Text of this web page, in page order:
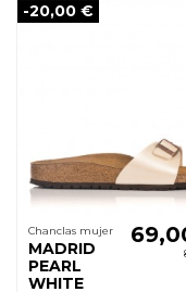
-20,00 €
Chanclas mujer
MADRID
PEARL
WHITE